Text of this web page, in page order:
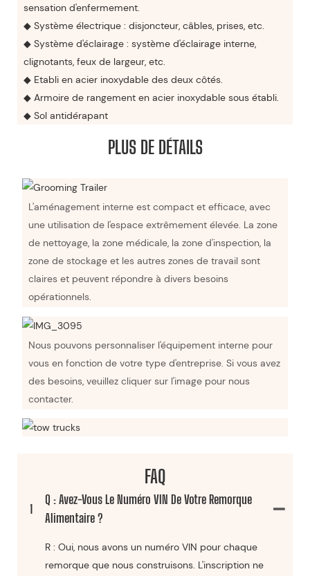
sensation d'enfermement.
◆ Système électrique : disjoncteur, câbles, prises, etc.
◆ Système d'éclairage : système d'éclairage interne,
clignotants, feux de largeur, etc.
◆ Etabli en acier inoxydable des deux côtés.
◆ Armoire de rangement en acier inoxydable sous établi.
◆ Sol antidérapant
PLUS DE DÉTAILS
L'aménagement interne est compact et efficace, avec
une utilisation de l'espace extrêmement élevée. La zone
de nettoyage, la zone médicale, la zone d'inspection, la
zone de stockage et les autres zones de travail sont
claires et peuvent répondre à divers besoins
opérationnels.
Nous pouvons personnaliser l'équipement interne pour
vous en fonction de votre type d'entreprise. Si vous avez
des besoins, veuillez cliquer sur l'image pour nous
contacter.
FAQ
1
Q : Avez-Vous Le Numéro VIN De Votre Remorque
Alimentaire ?
R : Oui, nous avons un numéro VIN pour chaque
remorque que nous construisons. L'inscription ne